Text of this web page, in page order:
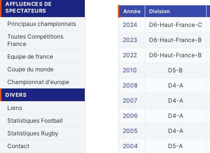
AFFLUENCES DE
SPECTATEURS
Principaux championnats
Toutes Compétitions
France
Equipe de france
Coupe du monde
Championnat d'europe
DIVERS
Liens
Statistiques Football
Statistiques Rugby
Contact
Année Division
2024 D6-Haut-France-C
2023 D6-Haut-France-B
2022 D6-Haut-France-B
2010 D5-B
2008 D4-A
2007 D4-A
2006 D4-A
2005 D4-A
2004 D5-A